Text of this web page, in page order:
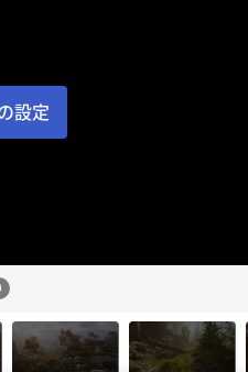
設定